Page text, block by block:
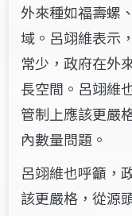
外來種如福壽螺
域。呂翊維表示
常少，政府在外
長空間。 呂翊維
管制上應該更嚴
內數量問題。
呂翊維也呼籲，
該更嚴格，從源